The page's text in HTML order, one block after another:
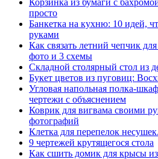
просто
Банкетка на кухню: 10 идей,
руками
Как связать летний чепчик
фото и 3 схемы
Складной столярный стол из
Букет цветов из пуговиц:
Угловая напольная полка-
чертежи с объяснением
Коврик для вигвама своими
фотографий
Клетка для перепелок
9 чертежей крутящегося стола
Как сшить домик для крысы